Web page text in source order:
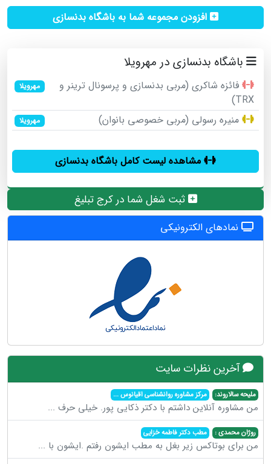
افزودن مجموعه شما به باشگاه بدنسازی
باشگاه بدنسازی در مهرویلا
فائزه شاکری (مربی بدنسازی و پرسونال ترینر و
TRX)
مهرویلا
منيره رسولي (مربي خصوصي بانوان) مهرویلا
مشاهده لیست کامل باشگاه بدنسازی
ثبت شغل شما در کرج تبلیغ
نمادهای الکترونیکی
آخرین نظرات سایت
ملیحه سالاروند: مرکز مشاوره روانشناسی اقیانوس...
من مشاوره آنلاین داشتم با دکتر ذکایی پور. خیلی حرف ...
روژان محمدی : مطب دکتر فاطمه خزایی
من برای بوتاکس زیر بغل به مطب ایشون رفتم .ایشون با ...